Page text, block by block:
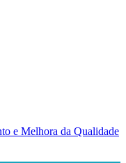
e Melhora da Qualidade